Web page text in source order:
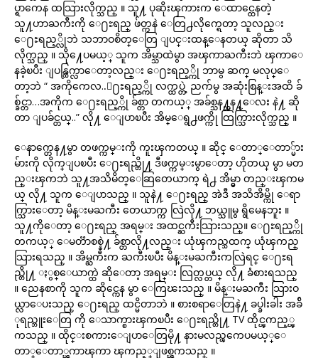
ပ္ရာကေန ထသြားလိုက္သည္ ။ သူ႔ ပုဆိုးၾကားက ေထာင္ထေနတဲ့
သူ႔ဟာႀကီးကို ေ႐ႊရည္ ဖ်တ္ကနဲ ေတြ႕လိုက္ရေတာ့ သူလည္း
ေ႐ႊရည့္လိုဘဲ သဘာဝစိတ္ေတြ ျပင္းထန္ေနတယ္ ဆိုတာ သိ
လိုက္သည္ ။ သို႔ေပမယ့္ သူက အိမ္သာထဲမွာ အၾကာႀကီးဘဲ ၾကာေ
နခဲ့ၿပီး ျပန္ထြက္လာေတာ့လည္း ေ႐ႊရည့္ကို ဘာမွ ဆက္ မလုပ္ေ
တာ့ဘဲ “ အကိုကေလ..ေ႐ႊရည့္ကို လက္ထပ္တဲ့ ညက်မွ အဆုံးစြန္းအထိ ခ်
စ္ခ်င္တာ…အကိုက ေ႐ႊရည့္ကို ခ်စ္တာ တကယ့္ အခ်စ္သန႔္သန႔္ေလး နဲ႔ ဆို
တာ ျပခ်င္တယ္..” လို႔ ေျပာၿပီး အိမ္ေရွ႕ဖက္ကို ထြက္သြားလိုက္သည္ ။
ေနာက္တေန႔မွာ တဖက္ကမ္းကို ကူးၾကတယ္ ။ ဆိုင္ ေတာ္ေတာ္မ်ား
မ်ားကို လိုက္ျပၿပီး ေ႐ႊရည္တို႔ ဒီဖက္ကမ္းမွာေတာ့ ဟိုတယ္ မွာ မတ
ည္းၾကဘဲ သူ႔အသိမိတ္ေဆြတေယာက္ ရဲ႕ အိမ္မွာ တည္းၾကမ
ယ္ လို႔ သူက ေျပာသည္ ။ သူနဲ႔ ေ႐ႊရည္ အဲဒီ အသိအိမ္ကို ေရာ
က္သြားေတာ့ မိန္းမႀကီး တေယာက္က လြဲလို႔ ဘယ္သူမွ ရွိမေနဘူး ။
သူ႔ကိုေတာ့ ေ႐ႊရည္ အရမ္း အထင္ႀကီးသြားသည္။ ေ႐ႊရည့္ကို
တကယ့္ ေမတၱာစစ္နဲ႔ ခ်စ္တာလို႔လည္း ယုံၾကည္သထက္ ယုံၾကည္
သြားရသည္ ။ အိမ္ႀကီးက ႀကီးၿပီး မိန္းမႀကီးကလြဲရင္ ေ႐ႊရ
ည္တို႔ ႏွစ္ေယာက္ထဲ ဆိုေတာ့ အရမ္း လြတ္လပ္တယ္ လို႔ ခံစားရသည္
။ ညေနစာကို သူက ဆိုင္ကေန မွာ ေကြၽးသည္ ။ မိန္းမႀကီး သြားဝ
ယ္လာေပးသည္ ေ႐ႊရည္ ထင္မိတာဘဲ ။ စားစရာေတြနဲ႔ ခပ္ခါးခါး အခ်ိ
ုရည္ဘူးေတြ ကို ေသာက္စားၾကၿပီး ေ႐ႊရည္တို႔ TV ထိုင္ၾကည့္ၾ
ကသည္ ။ ထိုင္းစကားေျပာေတြမို႔ နားမလည္ၾကေပမယ့္ေ
တာ္ေတာ္ၾကာၾကာ ၾကည့္ျဖစ္ၾကသည္ ။